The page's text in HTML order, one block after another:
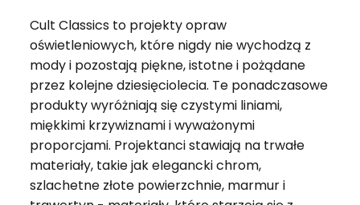
Cult Classics to projekty opraw
oświetleniowych, które nigdy nie wychodzą z
mody i pozostają piękne, istotne i pożądane
przez kolejne dziesięciolecia. Te ponadczasowe
produkty wyróżniają się czystymi liniami,
miękkimi krzywiznami i wyważonymi
proporcjami. Projektanci stawiają na trwałe
materiały, takie jak elegancki chrom,
szlachetne złote powierzchnie, marmur i